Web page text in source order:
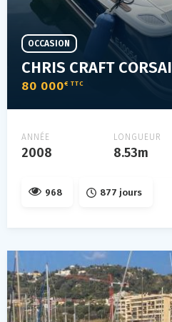
80 000€ TTC
OCCASION
ANNÉE
2008
LONGUEUR
8.53m
968 877 jours